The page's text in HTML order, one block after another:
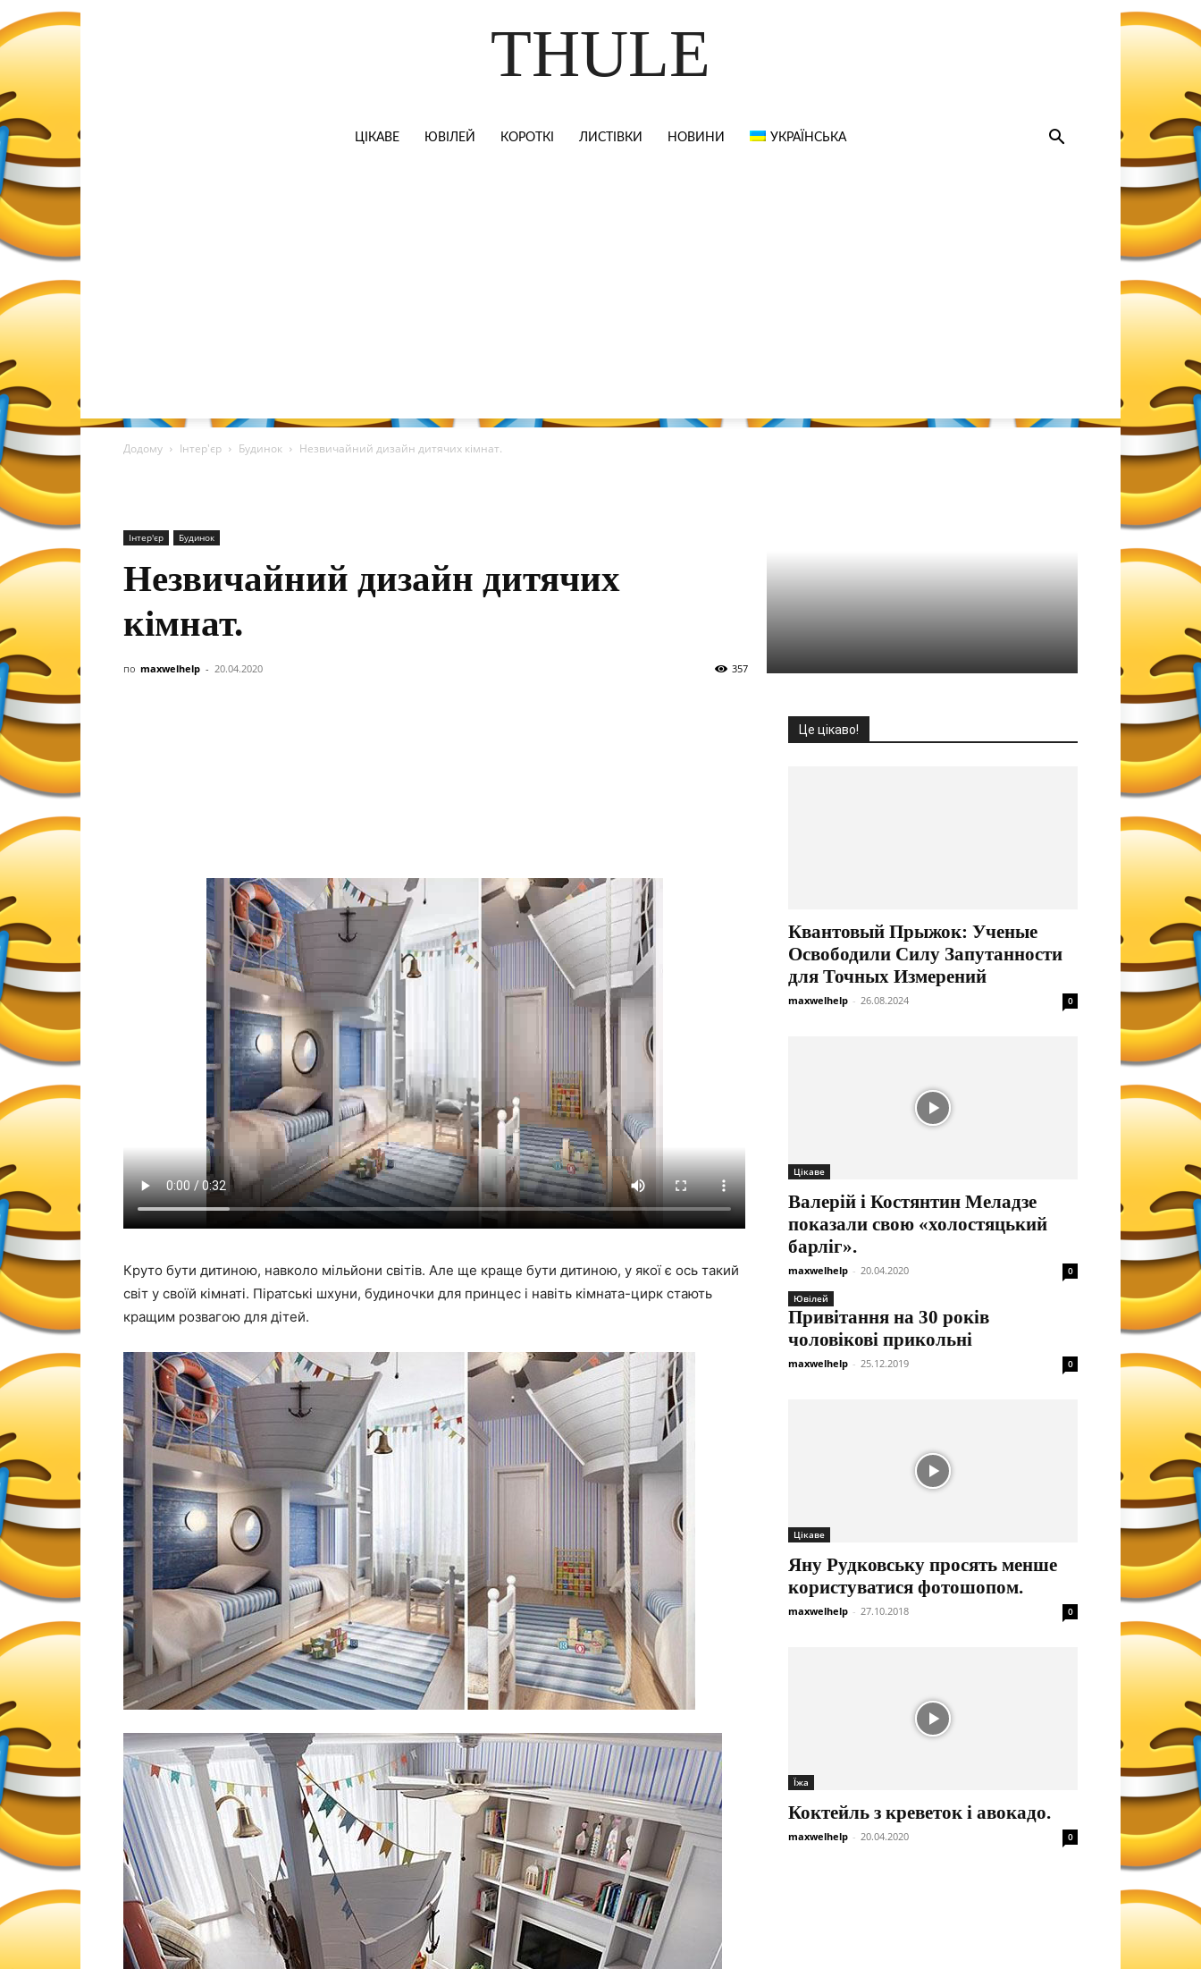
THULE
ЦІКАВЕ ЮВІЛЕЙ КОРОТКІ ЛИСТІВКИ НОВИНИ УКРАЇНСЬКА
Додому Інтер'єр Будинок Незвичайний дизайн дитячих кімнат.
Інтер'єр Будинок
Незвичайний дизайн дитячих
кімнат.
по maxwelhelp - 20.04.2020 357
Круто бути дитиною, навколо мільйони світів. Але ще краще бути дитиною, у якої є ось такий
світ у своїй кімнаті. Піратські шхуни, будиночки для принцес і навіть кімната-цирк стають
кращим розвагою для дітей.
Це цікаво!
Квантовый Прыжок: Ученые
Освободили Силу Запутанности
для Точных Измерений
maxwelhelp - 26.08.2024 0
Цікаве
Валерій і Костянтин Меладзе
показали свою «холостяцький
барліг».
maxwelhelp - 20.04.2020 0
Ювілей
Привітання на 30 років
чоловікові прикольні
maxwelhelp - 25.12.2019 0
Цікаве
Яну Рудковську просять менше
користуватися фотошопом.
maxwelhelp - 27.10.2018 0
Їжа
Коктейль з креветок і авокадо.
maxwelhelp - 20.04.2020 0